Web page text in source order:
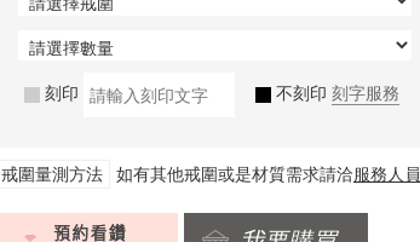
刻印 不刻印 刻字服務
戒圍量測方法 如有其他戒圍或是材質需求請洽服務人員